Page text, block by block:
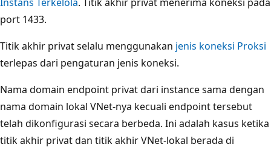
port 1433.
Titik akhir privat selalu menggunakan jenis koneksi Proksi
terlepas dari pengaturan jenis koneksi.
Nama domain endpoint privat dari instance sama dengan
nama domain lokal VNet-nya kecuali endpoint tersebut
telah dikonfigurasi secara berbeda. Ini adalah kasus ketika
titik akhir privat dan titik akhir VNet-lokal berada di